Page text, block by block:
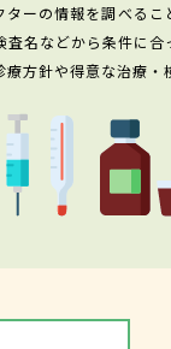
ーの情報を調べるこ
名などから条件に合
方針や得意な治療・